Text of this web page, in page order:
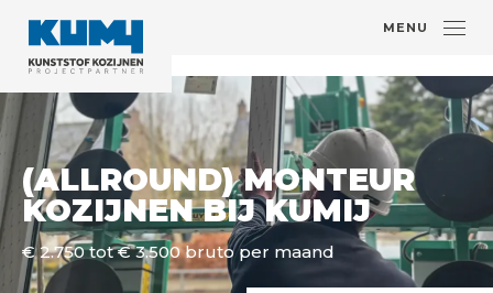
MENU
(ALLROUND) MONTEUR
KOZIJNEN BIJ KUMIJ
€ 2.750 tot € 3.500 bruto per maand